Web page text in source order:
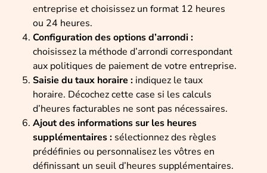
entreprise et choisissez un format 12 heures
ou 24 heures.
Configuration des options d’arrondi :
choisissez la méthode d’arrondi correspondant
aux politiques de paiement de votre entreprise.
Saisie du taux horaire : indiquez le taux
horaire. Décochez cette case si les calculs
d’heures facturables ne sont pas nécessaires.
Ajout des informations sur les heures
supplémentaires : sélectionnez des règles
prédéfinies ou personnalisez les vôtres en
définissant un seuil d’heures supplémentaires.